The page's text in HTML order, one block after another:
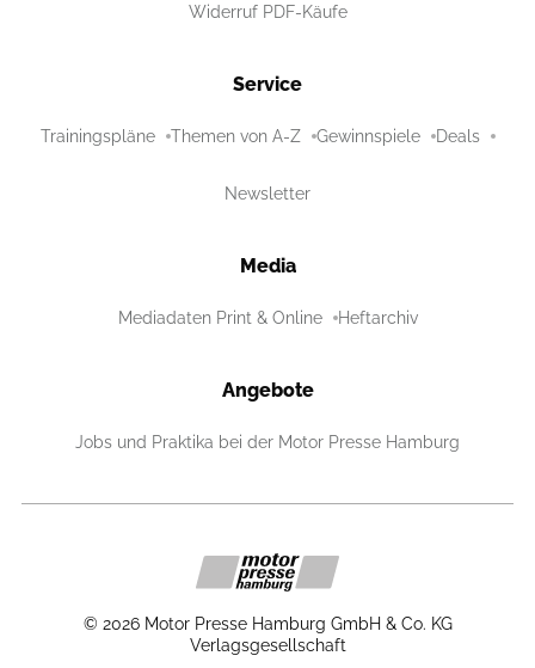
Widerruf PDF-Käufe
Service
Trainingspläne Themen von A-Z Gewinnspiele Deals
Newsletter
Media
Mediadaten Print & Online Heftarchiv
Angebote
Jobs und Praktika bei der Motor Presse Hamburg
© 2026 Motor Presse Hamburg GmbH & Co. KG
Verlagsgesellschaft